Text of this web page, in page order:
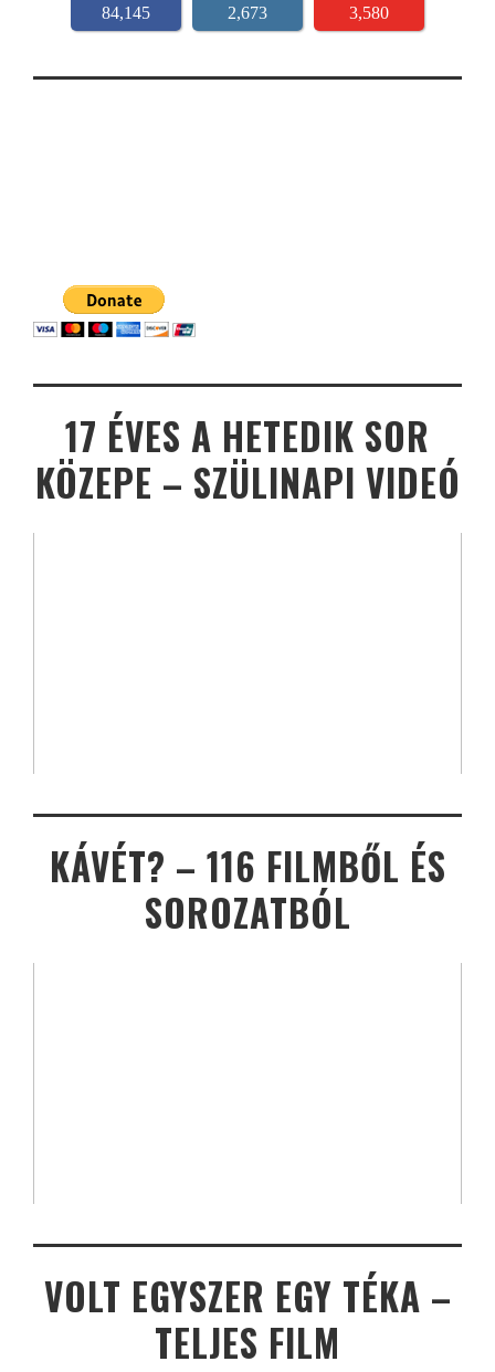
84,145 2,673 3,580
17 ÉVES A HETEDIK SOR
KÖZEPE – SZÜLINAPI VIDEÓ
KÁVÉT? – 116 FILMBŐL ÉS
SOROZATBÓL
VOLT EGYSZER EGY TÉKA –
TELJES FILM